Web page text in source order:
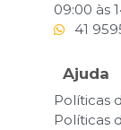
09:00 às
41
Ajuda
Políticas
Políticas